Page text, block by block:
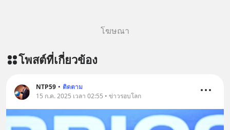
โฆษณา
โพสต์ที่เกี่ยวข้อง
NTP59 • ติดตาม
15 ก.ค. 2025 เวลา 02:55 • ข่าวรอบโลก